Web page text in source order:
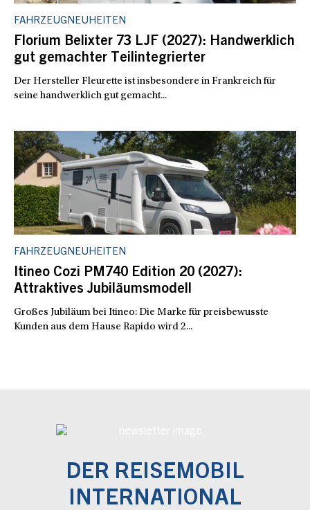
FAHRZEUGNEUHEITEN
Itineo Cozi PM740 Edition 20 (2027):
Attraktives Jubiläumsmodell
Großes Jubiläum bei Itineo: Die Marke für preisbewusste
Kunden aus dem Hause Rapido wird 2...
FAHRZEUGNEUHEITEN
Florium Belixter 73 LJF (2027): Handwerklich
gut gemachter Teilintegrierter
Der Hersteller Fleurette ist insbesondere in Frankreich für
seine handwerklich gut gemacht...
DER REISEMOBIL
INTERNATIONAL